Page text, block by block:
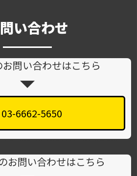
い合わせ
問い合わせはこちら
03-6662-5650
お問い合わせはこちら